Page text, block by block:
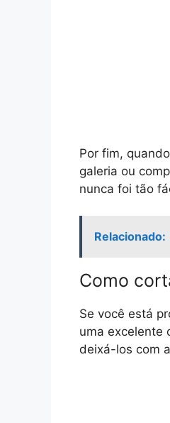
Por fim,
galeria ou
nunca foi tão
Relacionado:
Como
Se você está
uma excelente
deixá-los com